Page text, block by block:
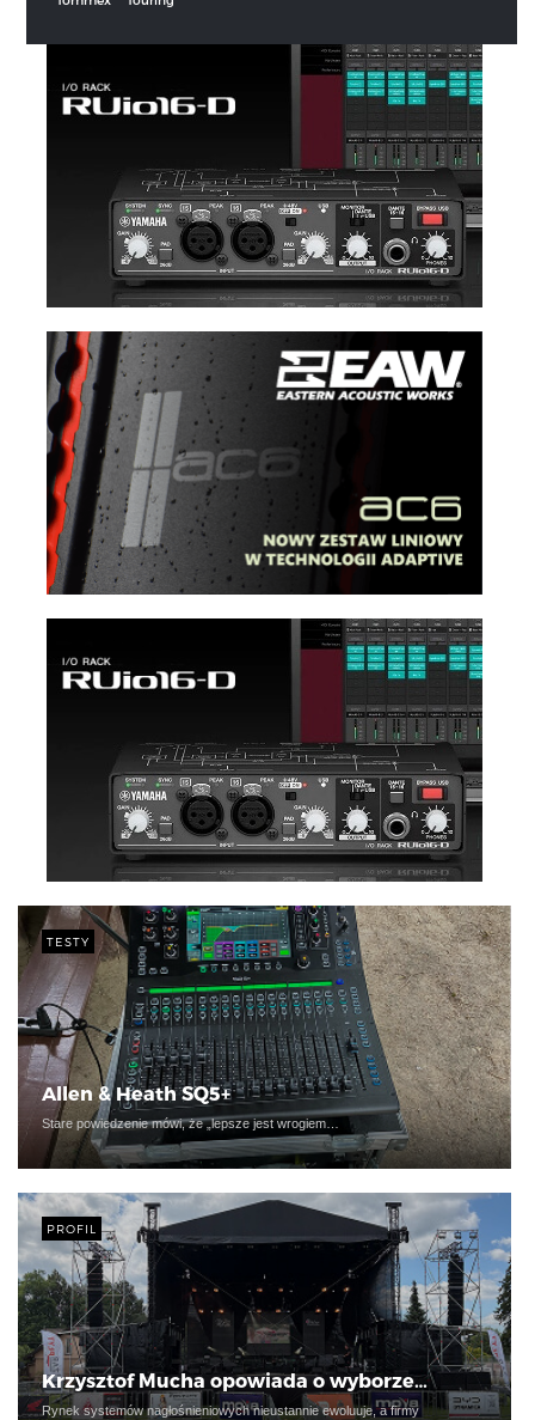
TESTY
Allen & Heath SQ5+
Stare powiedzenie mówi, że „lepsze jest wrogiem…
PROFIL
Krzysztof Mucha opowiada o wyborze…
Rynek systemów nagłośnieniowych nieustannie ewoluuje, a firmy